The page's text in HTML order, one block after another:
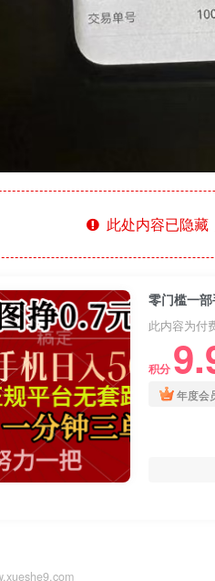
此处内容已隐藏
此内容为付
积分
年度会